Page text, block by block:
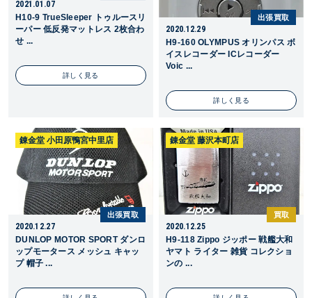
2021.01.07
H10-9 TrueSleeper トゥルースリ
ーパー 低反発マットレス 2枚合わ
せ ...
詳しく見る
出張買取
2020.12.29
H9-160 OLYMPUS オリンパス ボ
イスレコーダー ICレコーダー
Voic ...
詳しく見る
錬金堂 小田原鴨宮中里店
出張買取
2020.12.27
DUNLOP MOTOR SPORT ダンロ
ップモータース メッシュ キャッ
プ 帽子 ...
錬金堂 藤沢本町店
買取
2020.12.25
H9-118 Zippo ジッポー 戦艦大和
ヤマト ライター 雑貨 コレクショ
ンの ...